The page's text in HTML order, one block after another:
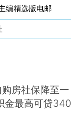
编精选版电邮
房社保降至一
金最高可贷340